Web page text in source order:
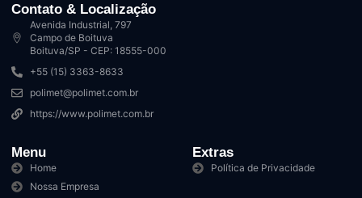
Contato & Localização
Avenida Industrial, 797
Campo de Boituva
Boituva/SP - CEP: 18555-000
+55 (15) 3363-8633
polimet@polimet.com.br
https://www.polimet.com.br
Menu
Home
Nossa Empresa
Extras
Política de Privacidade